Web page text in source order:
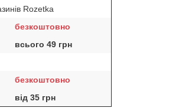
Rozetka
безкоштовно
всього 49 грн
безкоштовно
від 35 грн